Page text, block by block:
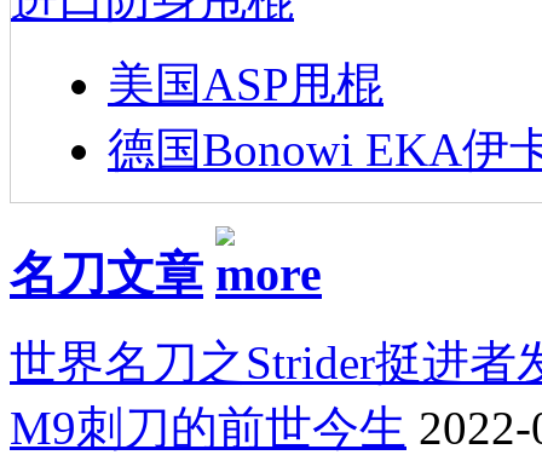
美国ASP甩棍
德国Bonowi EKA伊
名刀文章
世界名刀之Strider挺进者
M9刺刀的前世今生